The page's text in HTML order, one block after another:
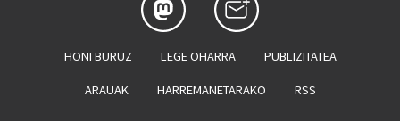
HONI BURUZ LEGE OHARRA PUBLIZITATEA
ARAUAK HARREMANETARAKO RSS